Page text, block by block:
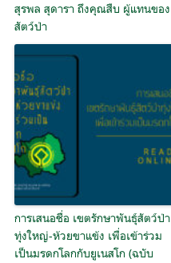
สุรพล สุดารา ถึงคุณสืบ ผู้แทนของ
สัตว์ป่า
การเสนอชื่อ เขตรักษาพันธุ์สัตว์ป่า
ทุ่งใหญ่-ห้วยขาแข้ง เพื่อเข้าร่วม
เป็นมรดกโลกกับยูเนสโก (ฉบับ